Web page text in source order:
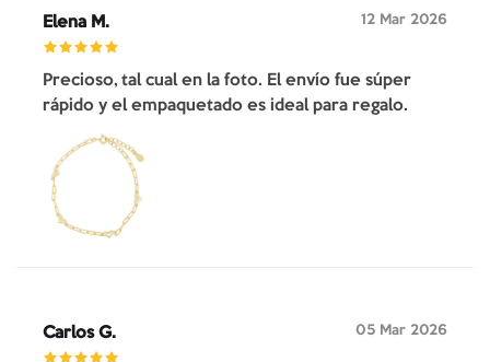
Elena M. 12 Mar 2026
Precioso, tal cual en la foto. El envío fue súper
rápido y el empaquetado es ideal para regalo.
Carlos G. 05 Mar 2026